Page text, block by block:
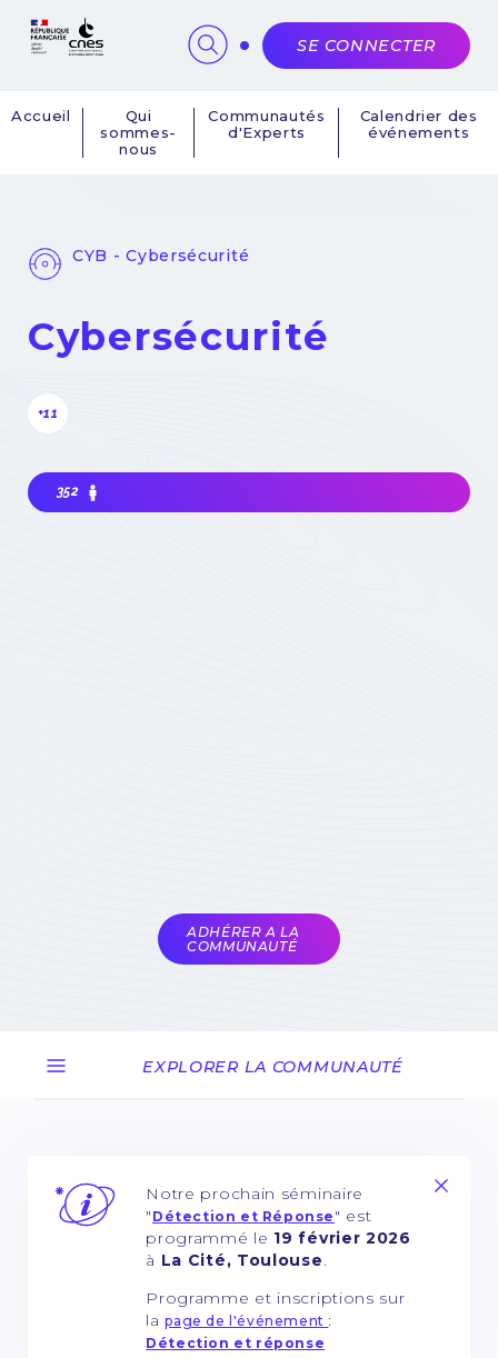
Navigation
Accueil
Qui
sommes-
nous
Communautés
d'Experts
Calendrier des
événements
SE CONNECTER
CYB - Cybersécurité
Cybersécurité
+11
352
ADHÉRER A LA
COMMUNAUTÉ
EXPLORER LA COMMUNAUTÉ
Notre prochain séminaire
" Détection et Réponse " est
programmé le 19 février 2026
à La Cité, Toulouse.
Programme et inscriptions sur
lapage de l'événement :
Détection et réponse